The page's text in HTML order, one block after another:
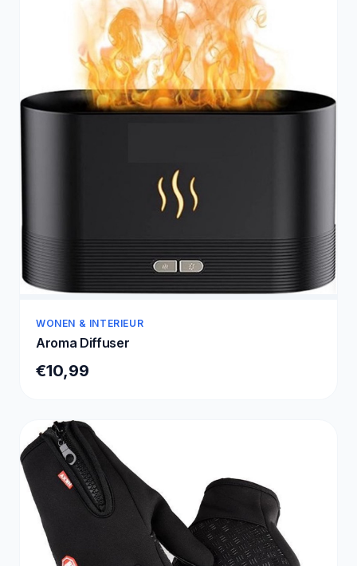
WONEN & INTERIEUR
Aroma Diffuser
€10,99